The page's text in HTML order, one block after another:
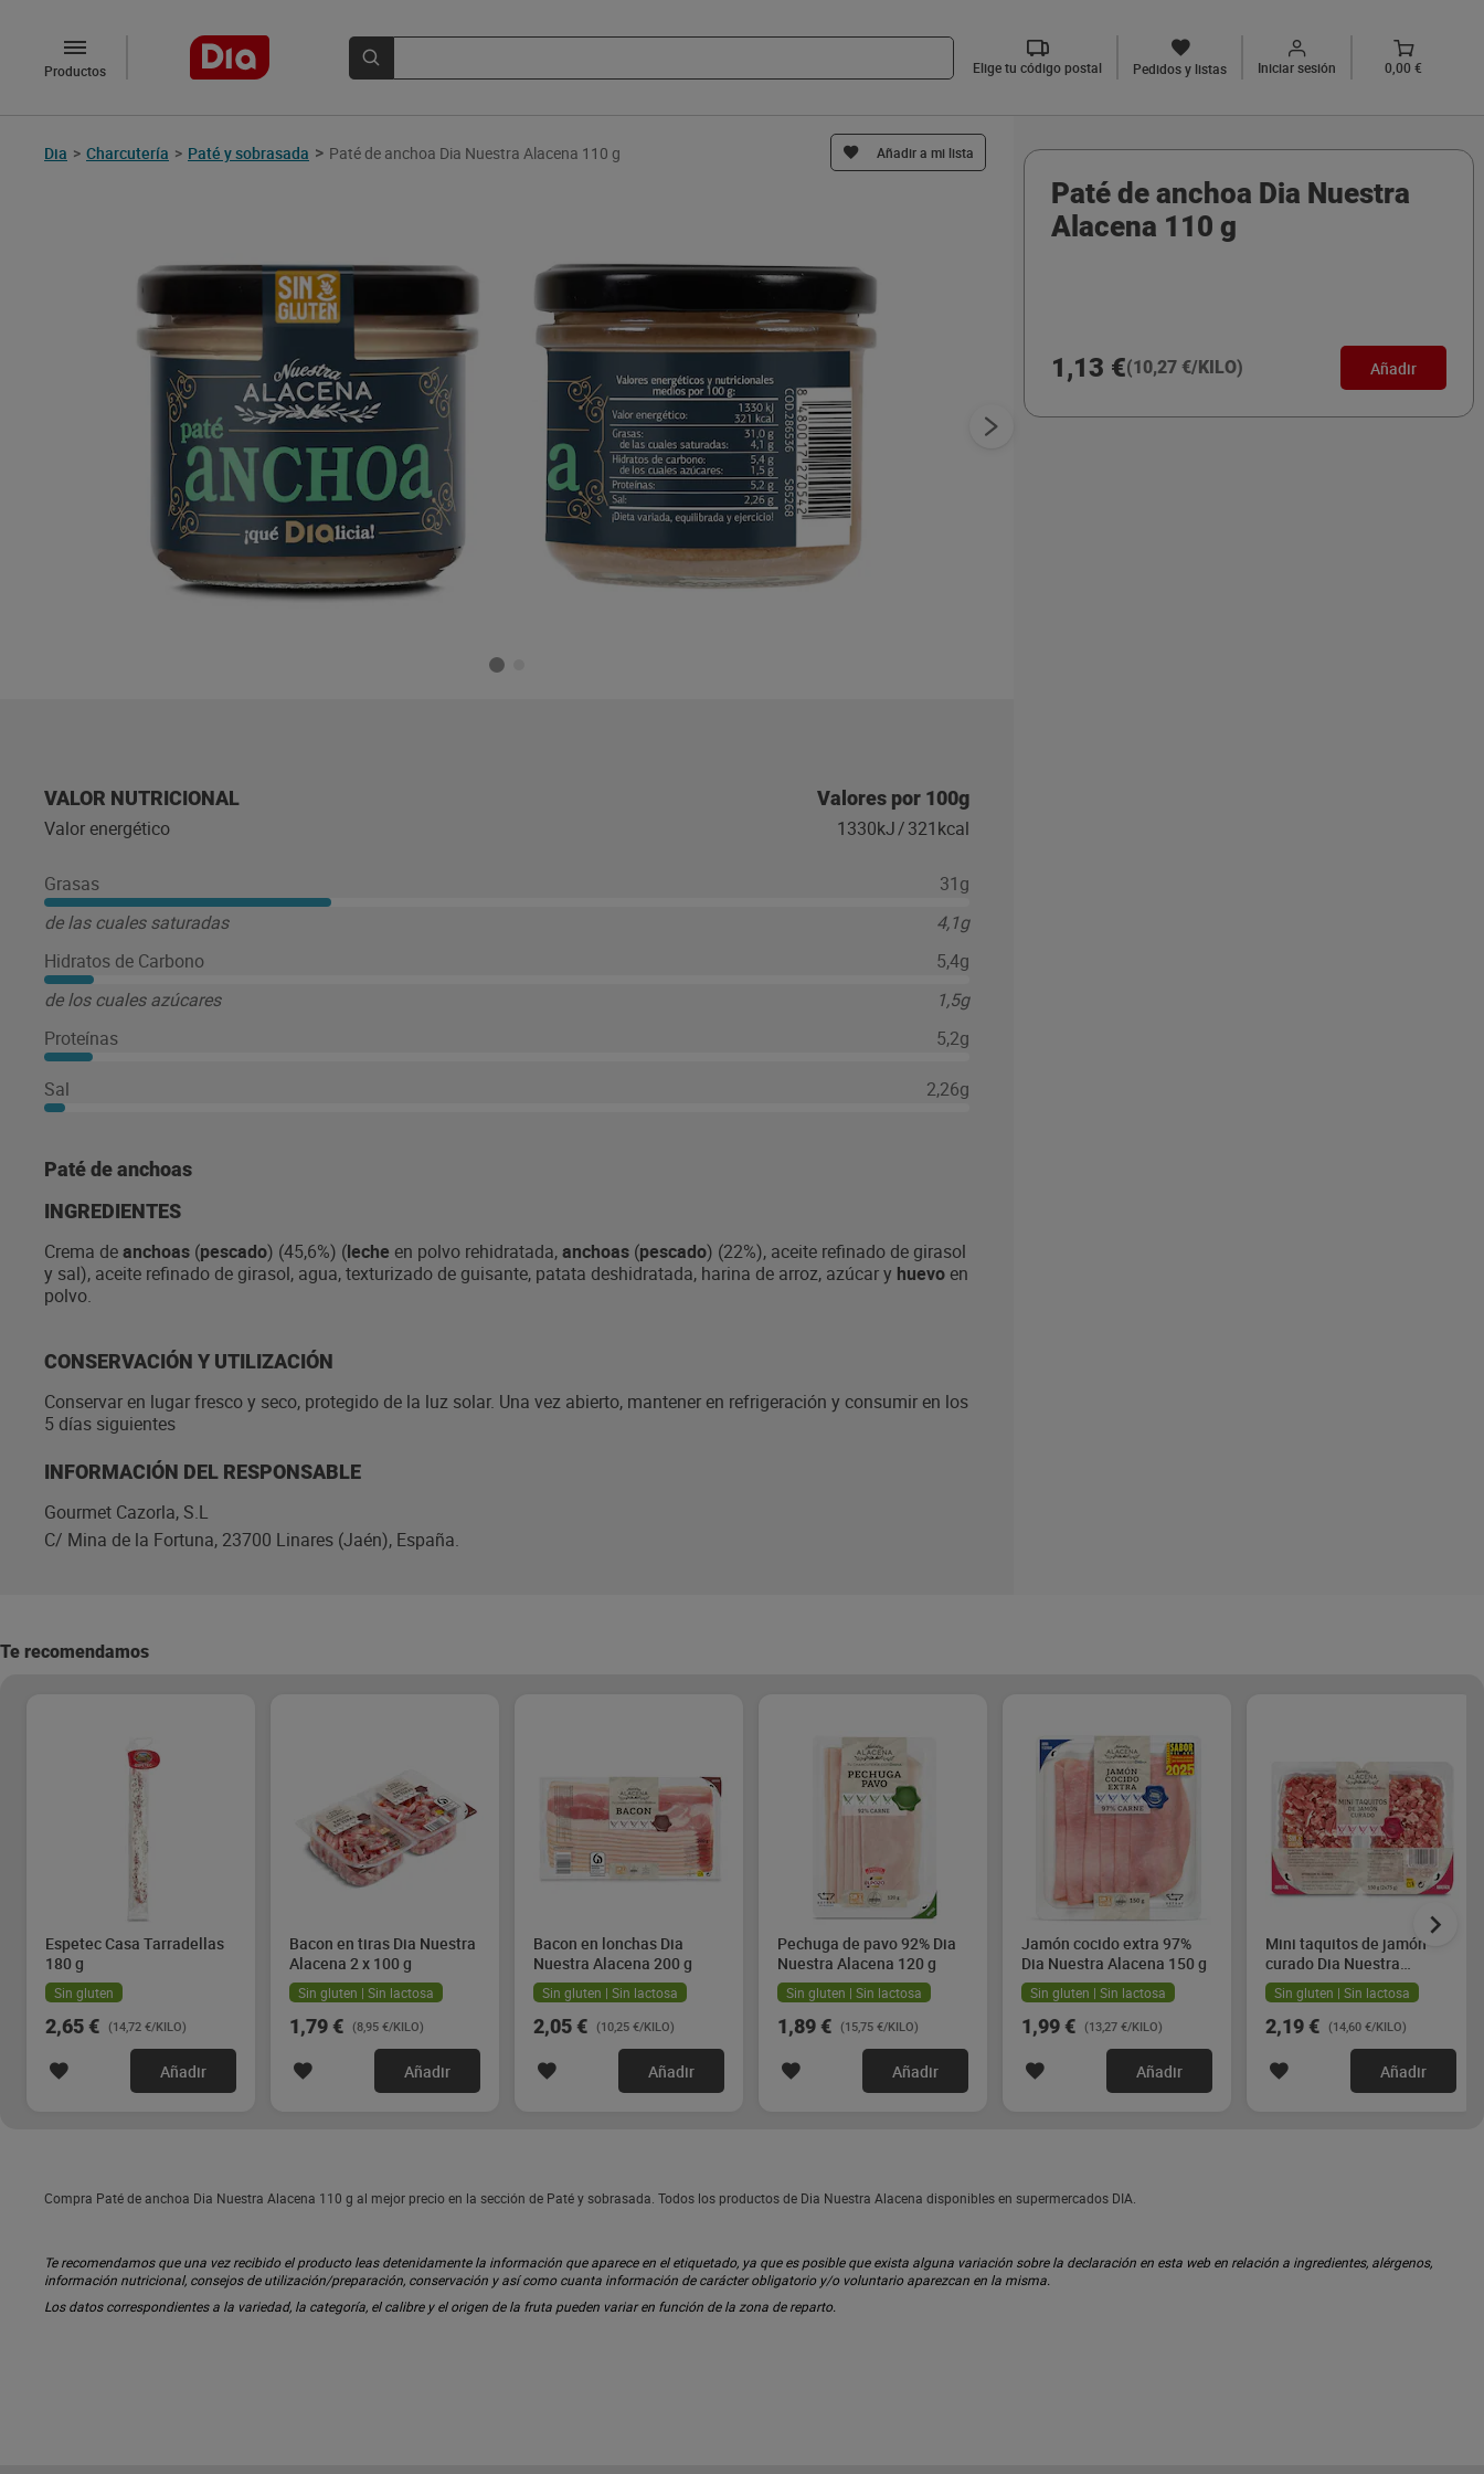
Productos Elige tu código postal Pedidos y listas Iniciar sesión 0,00 €
Dia > Charcutería > Paté y sobrasada > Paté de anchoa Dia Nuestra Alacena 110 g Añadir a mi lista
VALOR NUTRICIONAL Valores por 100g
Valor energético 1330kJ/321kcal
Grasas
31g
de las cuales saturadas
4,1g
Hidratos de Carbono
5,4g
de los cuales azúcares
1,5g
Proteínas
5,2g
Sal 2,26g
Paté de anchoas
INGREDIENTES
Crema deanchoas (pescado) (45,6%) (leche en polvo rehidratada,anchoas (pescado) (22%), aceite refinado de girasol
y sal), aceite refinado de girasol, agua, texturizado de guisante, patata deshidratada, harina de arroz, azúcar y huevo en
polvo.
CONSERVACIÓN Y UTILIZACIÓN
Conservar en lugar fresco y seco, protegido de la luz solar. Una vez abierto, mantener en refrigeración y consumir en los
5 días siguientes
INFORMACIÓN DEL RESPONSABLE
Gourmet Cazorla, S.L
C/ Mina de la Fortuna, 23700 Linares (Jaén), España.
Paté de anchoa Dia Nuestra
Alacena 110 g
1,13 €(10,27 €/KILO) Añadir
Te recomendamos
Espetec Casa Tarradellas
180 g
Sin gluten
2,65 € (14,72 €/KILO)
Añadir
Bacon en tiras Dia Nuestra
Alacena 2 x 100 g
Sin gluten | Sin lactosa
1,79 € (8,95 €/KILO)
Añadir
Bacon en lonchas Dia
Nuestra Alacena 200 g
Sin gluten | Sin lactosa
2,05 € (10,25 €/KILO)
Añadir
Pechuga de pavo 92% Dia
Nuestra Alacena 120 g
Sin gluten | Sin lactosa
1,89 € (15,75 €/KILO)
Añadir
Jamón cocido extra 97%
Dia Nuestra Alacena 150 g
Sin gluten | Sin lactosa
1,99 € (13,27 €/KILO)
Añadir
Mini taquitos de jamón
curado Dia Nuestra
Alacena 2 x 75 g
Sin gluten | Sin lactosa
2,19 € (14,60 €/KILO)
Añadir
Compra Paté de anchoa Dia Nuestra Alacena 110 g al mejor precio en la sección de Paté y sobrasada. Todos los productos de Dia Nuestra Alacena disponibles en supermercados DIA.
Te recomendamos que una vez recibido el producto leas detenidamente la información que aparece en el etiquetado, ya que es posible que exista alguna variación sobre la declaración en esta web en relación a ingredientes, alérgenos,
información nutricional, consejos de utilización/preparación, conservación y así como cuanta información de carácter obligatorio y/o voluntario aparezcan en la misma.
Los datos correspondientes a la variedad, la categoría, el calibre y el origen de la fruta pueden variar en función de la zona de reparto.